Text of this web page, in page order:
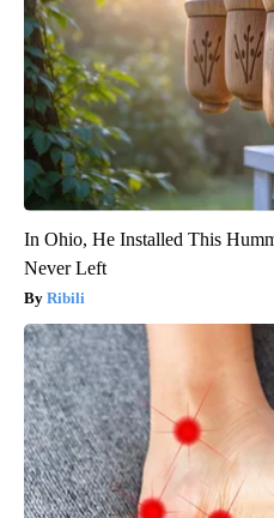
In Ohio, He Installed This
Never Left
Ribili